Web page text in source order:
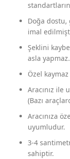
Doğa
imal
Şeklini
asla yapmaz.
Özel
Aracınız ile
(Bazı
Aracınıza
uyumludur.
3-4
sahiptir.